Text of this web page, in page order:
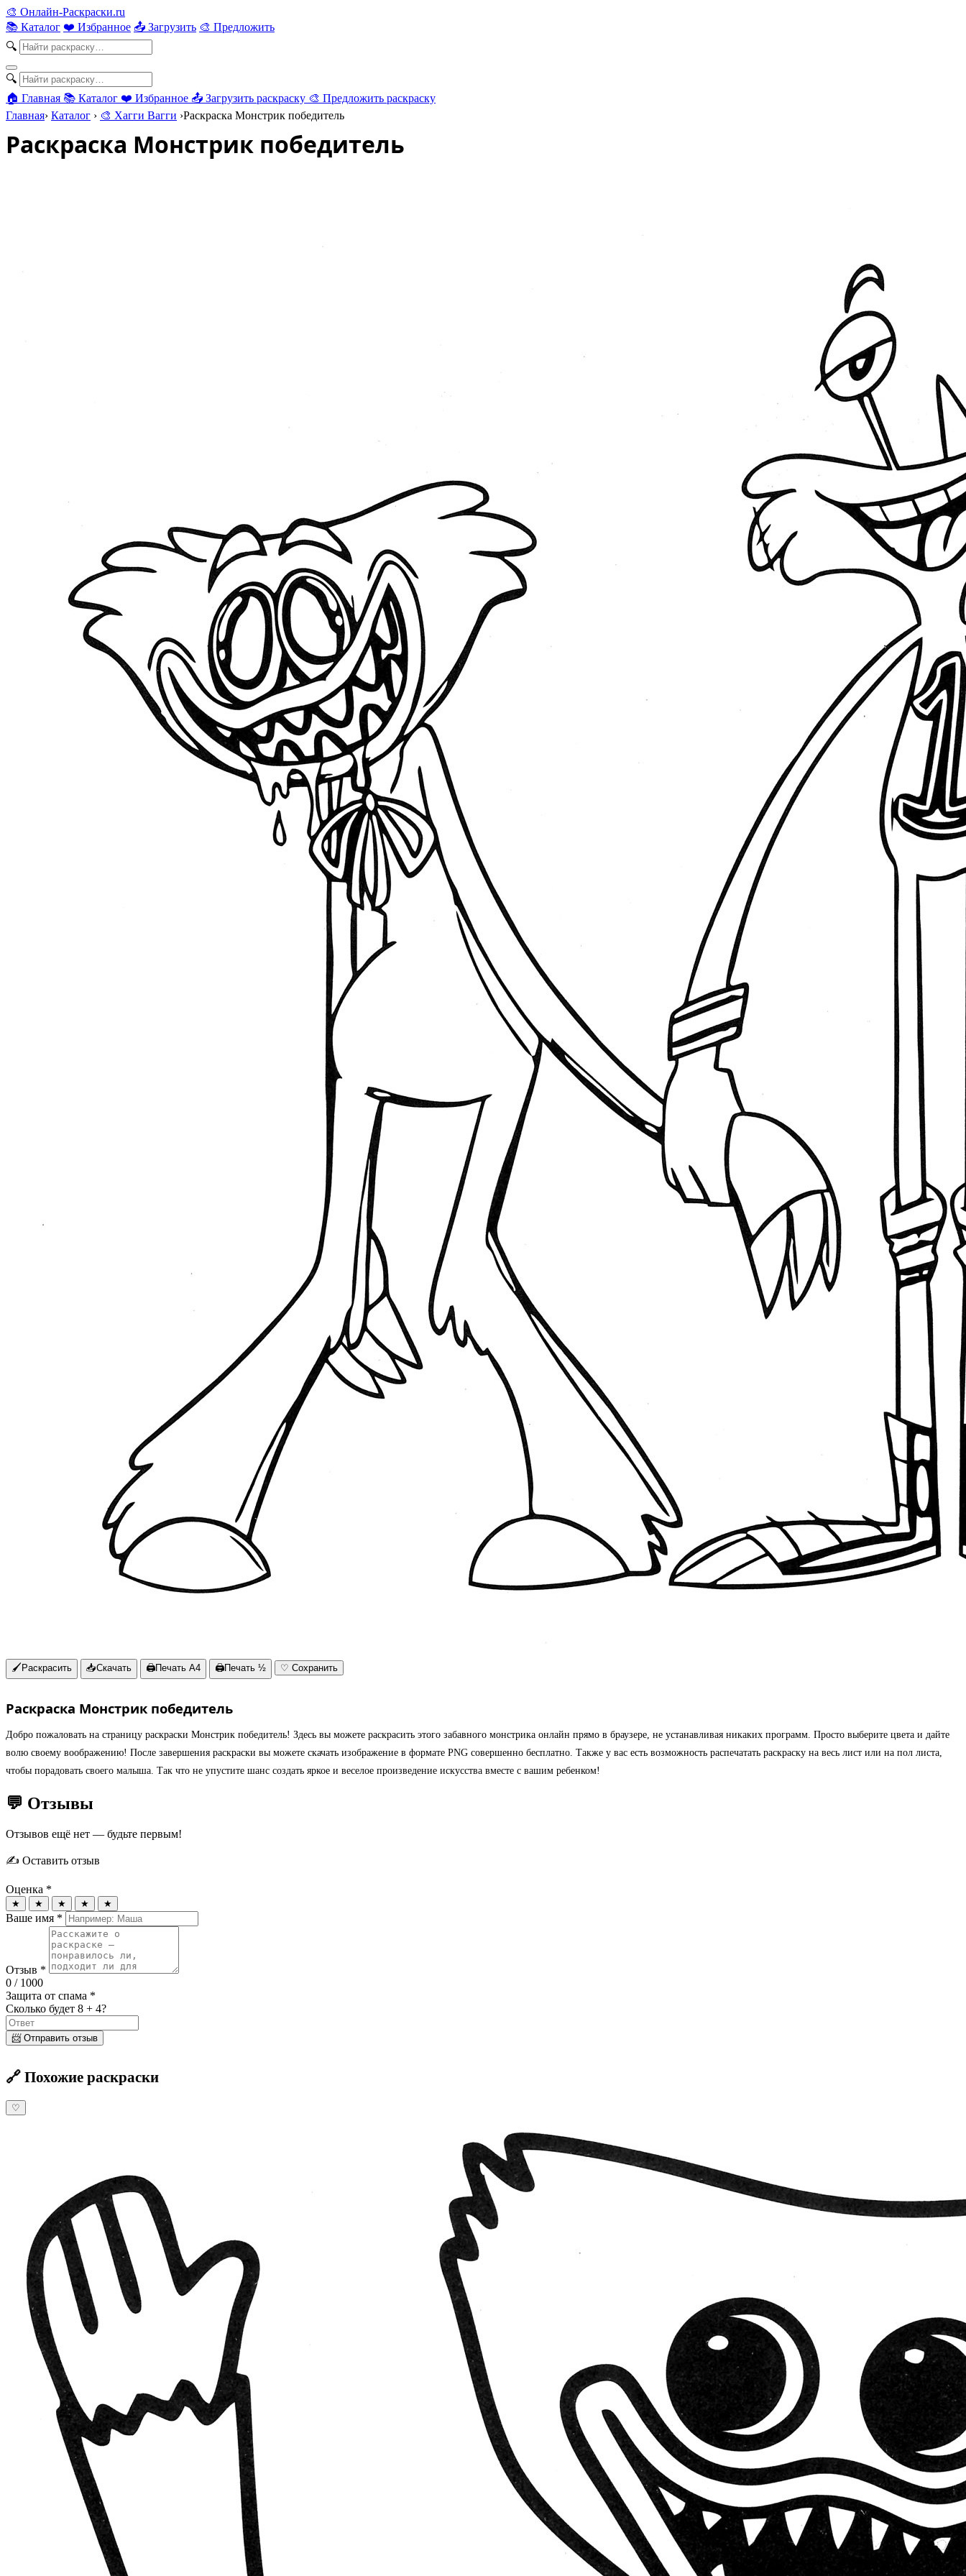
🎨 Онлайн-Раскраски.ru
📚 Каталог ❤️ Избранное 📤 Загрузить 🎨 Предложить
🔍
🔍
🏠 Главная 📚 Каталог ❤️ Избранное 📤 Загрузить раскраску 🎨 Предложить раскраску
Главная› Каталог › 🎨 Хагги Вагги ›Раскраска Монстрик победитель
Раскраска Монстрик победитель
🖌 Раскрасить 📥Скачать 🖨Печать A4 🖨Печать ½ ♡ Сохранить
Раскраска Монстрик победитель
Добро пожаловать на страницу раскраски Монстрик победитель! Здесь вы можете раскрасить этого забавного монстрика онлайн прямо в браузере, не устанавливая никаких программ. Просто выберите цвета и дайте
волю своему воображению! После завершения раскраски вы можете скачать изображение в формате PNG совершенно бесплатно. Также у вас есть возможность распечатать раскраску на весь лист или на пол листа,
чтобы порадовать своего малыша. Так что не упустите шанс создать яркое и веселое произведение искусства вместе с вашим ребенком!
💬 Отзывы
Отзывов ещё нет — будьте первым!
✍️ Оставить отзыв
Оценка *
★ ★ ★ ★ ★
Ваше имя *
Отзыв *
0 / 1000
Защита от спама *
Сколько будет 8 + 4?
📨 Отправить отзыв
🔗 Похожие раскраски
♡